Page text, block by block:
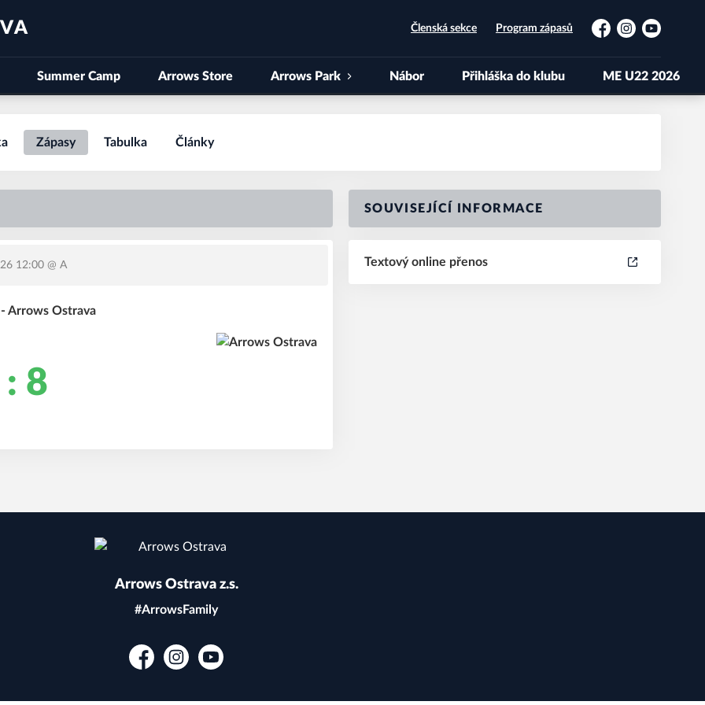
Členská sekce Program zápasů
FacebookInstagramYouTube
Summer Camp Arrows Store Arrows Park Nábor Přihláška do klubu ME U22 2026
Zápasy Tabulka Články
12:00@ A
Arrows Ostrava
8
SOUVISEJÍCÍ INFORMACE
Textový online přenos
Arrows Ostrava z.s.
#ArrowsFamily
FacebookInstagramYouTube